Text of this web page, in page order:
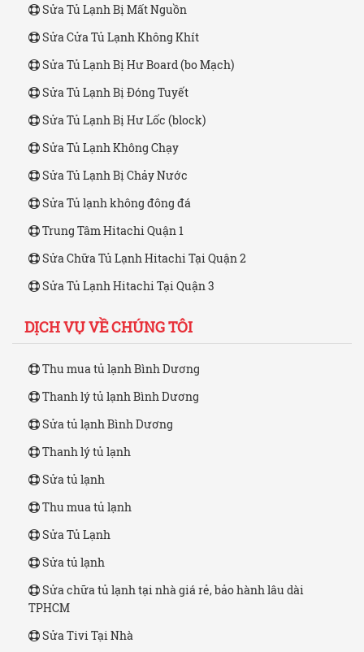
Sửa Tủ Lạnh Bị Mất Nguồn
Sửa Cửa Tủ Lạnh Không Khít
Sửa Tủ Lạnh Bị Hư Board (bo Mạch)
Sửa Tủ Lạnh Bị Đóng Tuyết
Sửa Tủ Lạnh Bị Hư Lốc (block)
Sửa Tủ Lạnh Không Chạy
Sửa Tủ Lạnh Bị Chảy Nước
Sửa Tủ lạnh không đông đá
Trung Tâm Hitachi Quận 1
Sửa Chữa Tủ Lạnh Hitachi Tại Quận 2
Sửa Tủ Lạnh Hitachi Tại Quận 3
DỊCH VỤ VỀ CHÚNG TÔI
Thu mua tủ lạnh Bình Dương
Thanh lý tủ lạnh Bình Dương
Sửa tủ lạnh Bình Dương
Thanh lý tủ lạnh
Sửa tủ lạnh
Thu mua tủ lạnh
Sửa Tủ Lạnh
Sửa tủ lạnh
Sửa chữa tủ lạnh tại nhà giá rẻ, bảo hành lâu dài
TPHCM
Sửa Tivi Tại Nhà